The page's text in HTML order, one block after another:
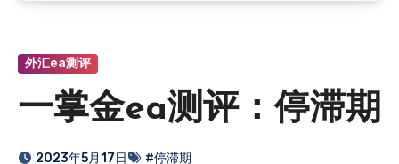
外汇ea测评
一掌金ea测评：停滞期
2023年5月17日 #停滞期